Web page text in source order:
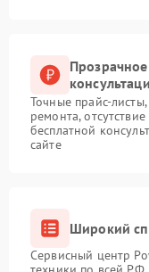
Точные прайс-
ремонта,
бесплатной
сайте
Широкий
Сервисный центр